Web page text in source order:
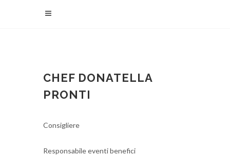
CHEF DONATELLA
PRONTI
Consigliere
Responsabile eventi benefici